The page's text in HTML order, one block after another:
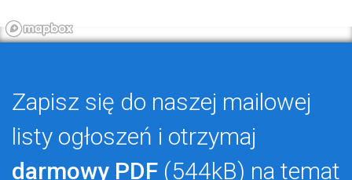
Zapisz się do naszej mailowej
listy ogłoszeń i otrzymaj
darmowy PDF (544kB) na temat